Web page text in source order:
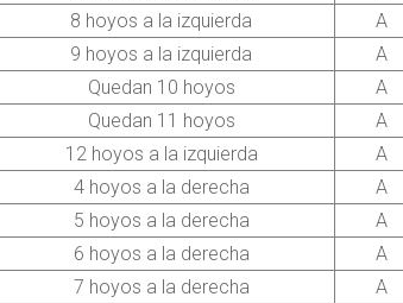
8 hoyos a la izquierda
A
9 hoyos a la izquierda
A
Quedan 10 hoyos
A
Quedan 11 hoyos
A
12 hoyos a la izquierda
A
4 hoyos a la derecha
A
5 hoyos a la derecha
A
6 hoyos a la derecha
A
7 hoyos a la derecha
A